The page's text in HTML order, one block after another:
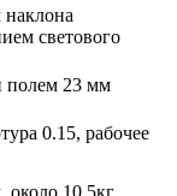
светового
полем 23 мм
0.15, рабочее
10.5кг